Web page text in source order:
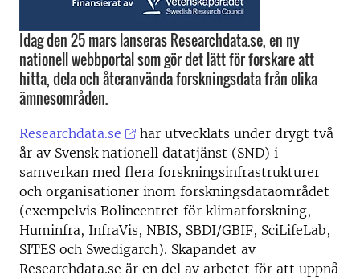
Idag den 25 mars lanseras Researchdata.se, en ny
nationell webbportal som gör det lätt för forskare att
hitta, dela och återanvända forskningsdata från olika
ämnesområden.
Researchdata.se
har utvecklats under drygt två
år av Svensk nationell datatjänst (SND) i
samverkan med flera forskningsinfrastrukturer
och organisationer inom forskningsdataområdet
(exempelvis Bolincentret för klimatforskning,
Huminfra, InfraVis, NBIS, SBDI/GBIF, SciLifeLab,
SITES och Swedigarch). Skapandet av
Researchdata.se är en del av arbetet för att uppnå